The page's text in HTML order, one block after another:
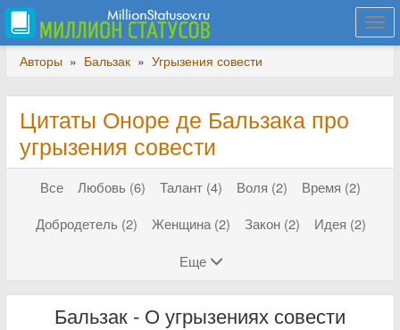
Авторы » Бальзак » Угрызения совести
Цитаты Оноре де Бальзака про
угрызения совести
Все Любовь (6) Талант (4) Воля (2)
Время (2)
Добродетель (2)
Женщина (2) Закон (2)
Идея (2)
Еще
Бальзак - О угрызениях совести